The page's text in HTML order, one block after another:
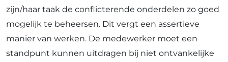
zijn/haar taak de conflicterende onderdelen zo goed
mogelijk te beheersen. Dit vergt een assertieve
manier van werken. De medewerker moet een
standpunt kunnen uitdragen bij niet ontvankelijke